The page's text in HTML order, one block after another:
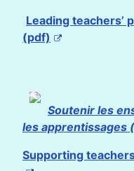
Leading teachers’
(pdf)
Soutenir les
les apprentissages
Supporting